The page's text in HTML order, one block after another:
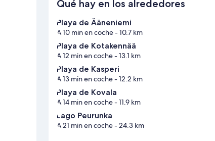
Qué hay en los alrededores
Playa de Ääneniemi
A 10 min en coche- 10.7 km
Playa de Kotakennää
A 12 min en coche- 13.1 km
Playa de Kasperi
A 13 min en coche- 12.2 km
Playa de Kovala
A 14 min en coche- 11.9 km
Lago Peurunka
A 21 min en coche- 24.3 km